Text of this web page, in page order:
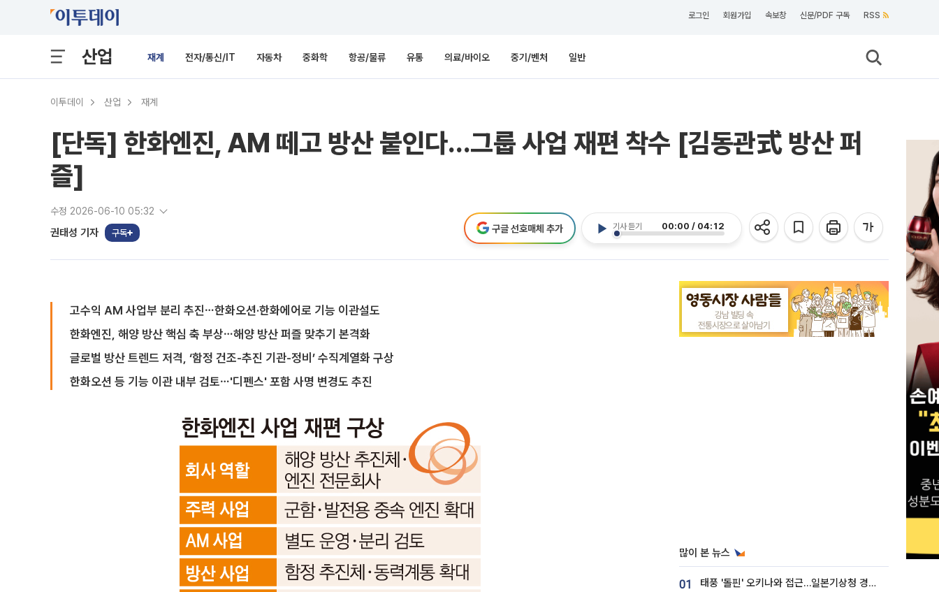
로그인 회원가입 속보창 신문/PDF 구독 RSS
산업 재계 전자/통신/IT 자동차 중화학 항공/물류 유통 의료/바이오 중기/벤처 일반
이투데이 산업 재계
[단독] 한화엔진, AM 떼고 방산 붙인다…그룹 사업 재편 착수 [김동관式 방산 퍼
즐]
수정 2026-06-10 05:32
권태성 기자 구독
기사 듣기 00:00 / 04:12
구글 선호매체 추가
고수익 AM 사업부 분리 추진⋯한화오션·한화에어로 기능 이관설도
한화엔진, 해양 방산 핵심 축 부상⋯해양 방산 퍼즐 맞추기 본격화
글로벌 방산 트렌드 저격, ‘함정 건조-추진 기관-정비’ 수직계열화 구상
한화오션 등 기능 이관 내부 검토⋯'디펜스' 포함 사명 변경도 추진
많이 본 뉴스
01 태풍 '돌핀' 오키나와 접근…일본기상청 경로 업데이트